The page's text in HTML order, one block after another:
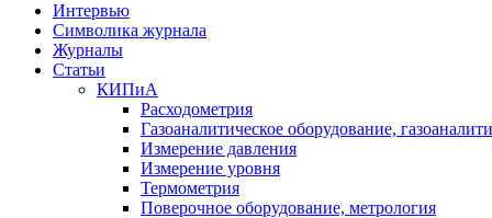
Интервью
Символика журнала
Журналы
Статьи
КИПиА
Расходометрия
Газоаналитическое оборудование,
Измерение давления
Измерение уровня
Термометрия
Поверочное оборудование, метрология